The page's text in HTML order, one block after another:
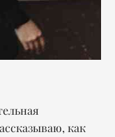
как